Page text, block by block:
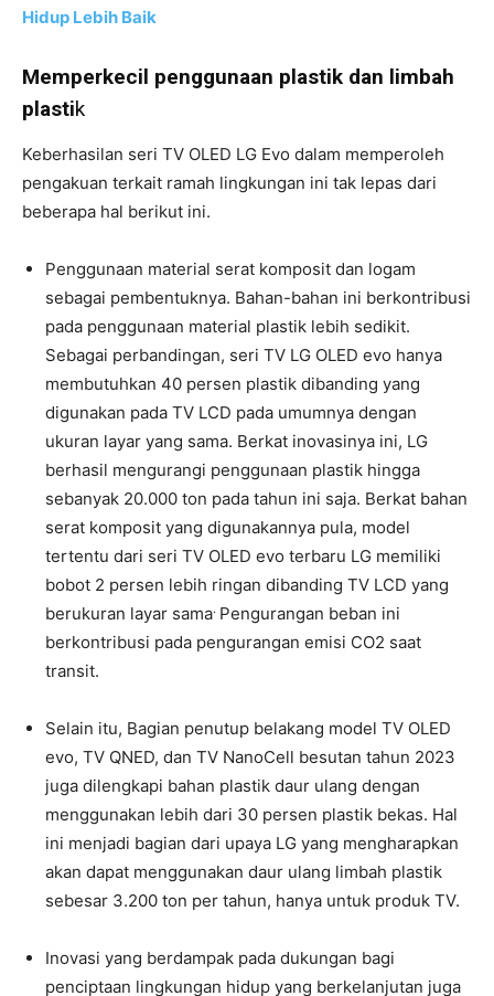
Hidup Lebih Baik
Memperkecil penggunaan plastik dan limbah
plastik
Keberhasilan seri TV OLED LG Evo dalam memperoleh
pengakuan terkait ramah lingkungan ini tak lepas dari
beberapa hal berikut ini.
Penggunaan material serat komposit dan logam
sebagai pembentuknya. Bahan-bahan ini berkontribusi
pada penggunaan material plastik lebih sedikit.
Sebagai perbandingan, seri TV LG OLED evo hanya
membutuhkan 40 persen plastik dibanding yang
digunakan pada TV LCD pada umumnya dengan
ukuran layar yang sama. Berkat inovasinya ini, LG
berhasil mengurangi penggunaan plastik hingga
sebanyak 20.000 ton pada tahun ini saja. Berkat bahan
serat komposit yang digunakannya pula, model
tertentu dari seri TV OLED evo terbaru LG memiliki
bobot 2 persen lebih ringan dibanding TV LCD yang
berukuran layar sama. Pengurangan beban ini
berkontribusi pada pengurangan emisi CO2 saat
transit.
Selain itu, Bagian penutup belakang model TV OLED
evo, TV QNED, dan TV NanoCell besutan tahun 2023
juga dilengkapi bahan plastik daur ulang dengan
menggunakan lebih dari 30 persen plastik bekas. Hal
ini menjadi bagian dari upaya LG yang mengharapkan
akan dapat menggunakan daur ulang limbah plastik
sebesar 3.200 ton per tahun, hanya untuk produk TV.
Inovasi yang berdampak pada dukungan bagi
penciptaan lingkungan hidup yang berkelanjutan juga